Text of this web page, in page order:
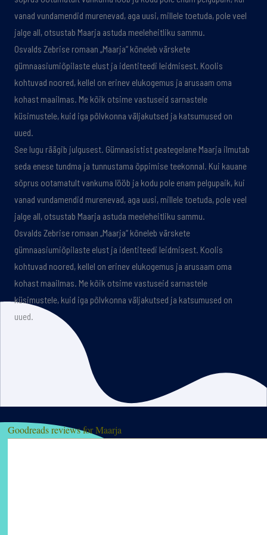
vanad vundamendid murenevad, aga uusi, millele toetuda, pole veel
jalge all, otsustab Maarja astuda meeleheitliku sammu.
Osvalds Zebrise romaan „Maarja“ kõneleb värskete
gümnaasiumiõpilaste elust ja identiteedi leidmisest. Koolis
kohtuvad noored, kellel on erinev elukogemus ja arusaam oma
kohast maailmas. Me kõik otsime vastuseid sarnastele
küsimustele, kuid iga põlvkonna väljakutsed ja katsumused on
uued.
See lugu räägib julgusest. Gümnasistist peategelane Maarja ilmutab
seda enese tundma ja tunnustama õppimise teekonnal. Kui kauane
sõprus ootamatult vankuma lööb ja kodu pole enam pelgupaik, kui
vanad vundamendid murenevad, aga uusi, millele toetuda, pole veel
jalge all, otsustab Maarja astuda meeleheitliku sammu.
Osvalds Zebrise romaan „Maarja“ kõneleb värskete
gümnaasiumiõpilaste elust ja identiteedi leidmisest. Koolis
kohtuvad noored, kellel on erinev elukogemus ja arusaam oma
kohast maailmas. Me kõik otsime vastuseid sarnastele
küsimustele, kuid iga põlvkonna väljakutsed ja katsumused on
uued.
Goodreads reviews for Maarja